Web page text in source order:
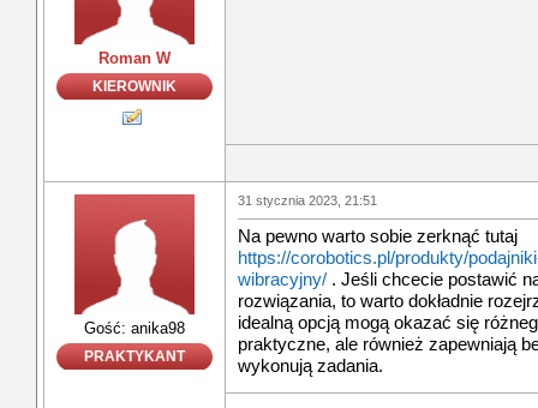
Roman W
KIEROWNIK
Gość: anika98
PRAKTYKANT
31 stycznia 2023, 21:51
Na pewno warto sobie zerknąć tutaj
https://corobotics.pl/produkty/
wibracyjny/ . Jeśli chcecie postawić
rozwiązania, to warto dokładnie
idealną opcją mogą okazać się
praktyczne, ale również zapewniają
wykonują zadania.